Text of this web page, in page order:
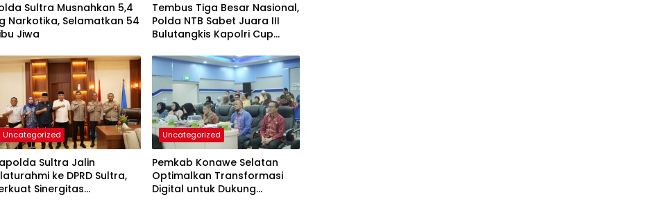
Sultra Musnahkan 5,4
Narkotika, Selamatkan 54
Jiwa
Tembus Tiga Besar Nasional,
Polda NTB Sabet Juara III
Bulutangkis Kapolri Cup
Uncategorized
Sultra Jalin
ke DPRD Sultra,
Sinergitas
Uncategorized
Pemkab Konawe Selatan
Optimalkan Transformasi
Digital untuk Dukung